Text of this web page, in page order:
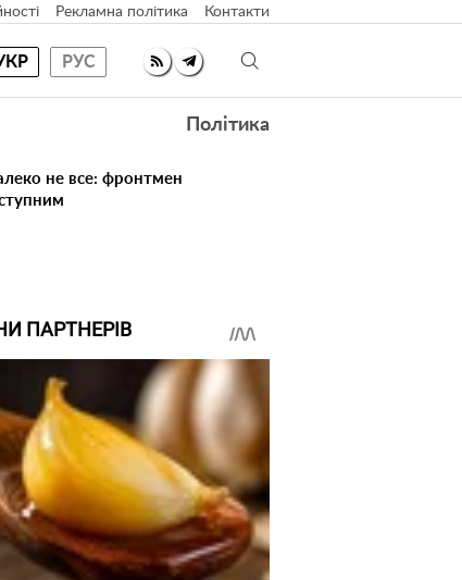
Рекламна політика Контакти
РУС
Політика
не все: фронтмен
ПАРТНЕРІВ